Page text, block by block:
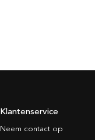
Klantenservice
Neem contact op